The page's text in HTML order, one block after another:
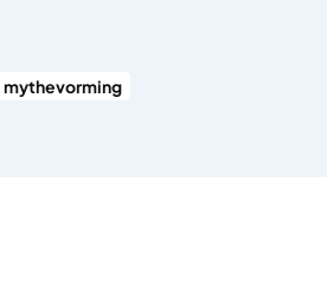
mythevorming